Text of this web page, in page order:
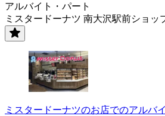
アルバイト・パート
ミスタードーナツ 南大沢駅前ショッ
ミスタードーナツのお店でのアルバ